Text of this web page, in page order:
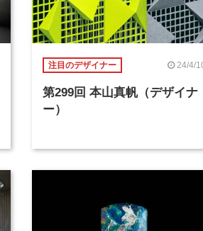
注目のデザイナー 24/4/
第299回 本山真帆（デザイナ
ー）